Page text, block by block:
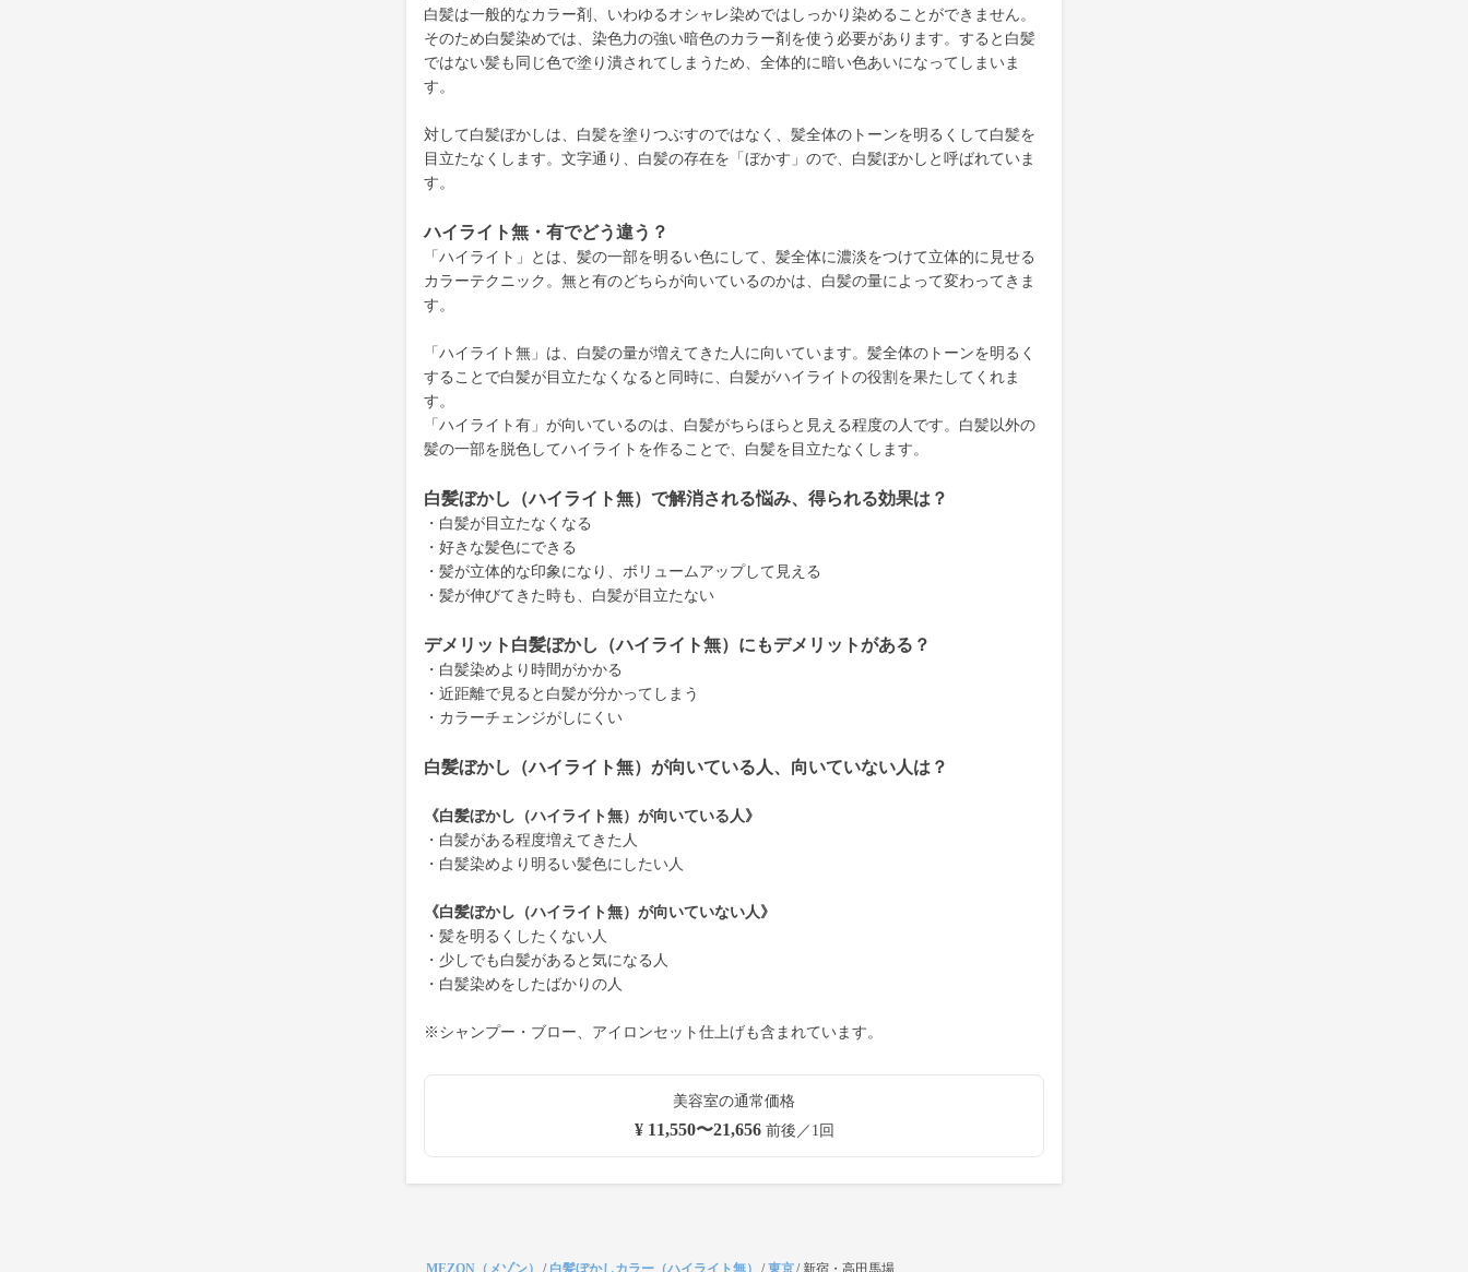
白髪は一般的なカラー剤、いわゆるオシャレ染めではしっかり染めることができません。
そのため白髪染めでは、染色力の強い暗色のカラー剤を使う必要があります。すると白髪
ではない髪も同じ色で塗り潰されてしまうため、全体的に暗い色あいになってしまいま
す。
対して白髪ぼかしは、白髪を塗りつぶすのではなく、髪全体のトーンを明るくして白髪を
目立たなくします。文字通り、白髪の存在を「ぼかす」ので、白髪ぼかしと呼ばれていま
す。
ハイライト無・有でどう違う？
「ハイライト」とは、髪の一部を明るい色にして、髪全体に濃淡をつけて立体的に見せる
カラーテクニック。無と有のどちらが向いているのかは、白髪の量によって変わってきま
す。
「ハイライト無」は、白髪の量が増えてきた人に向いています。髪全体のトーンを明るく
することで白髪が目立たなくなると同時に、白髪がハイライトの役割を果たしてくれま
す。
「ハイライト有」が向いているのは、白髪がちらほらと見える程度の人です。白髪以外の
髪の一部を脱色してハイライトを作ることで、白髪を目立たなくします。
白髪ぼかし（ハイライト無）で解消される悩み、得られる効果は？
・白髪が目立たなくなる
・好きな髪色にできる
・髪が立体的な印象になり、ボリュームアップして見える
・髪が伸びてきた時も、白髪が目立たない
デメリット白髪ぼかし（ハイライト無）にもデメリットがある？
・白髪染めより時間がかかる
・近距離で見ると白髪が分かってしまう
・カラーチェンジがしにくい
白髪ぼかし（ハイライト無）が向いている人、向いていない人は？
《白髪ぼかし（ハイライト無）が向いている人》
・白髪がある程度増えてきた人
・白髪染めより明るい髪色にしたい人
《白髪ぼかし（ハイライト無）が向いていない人》
・髪を明るくしたくない人
・少しでも白髪があると気になる人
・白髪染めをしたばかりの人
※シャンプー・ブロー、アイロンセット仕上げも含まれています。
美容室の通常価格
¥ 11,550〜21,656前後／1回
MEZON（メゾン） / 白髪ぼかしカラー（ハイライト無） /東京/ 新宿・高田馬場